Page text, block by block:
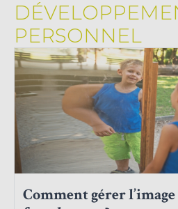
PERSONNEL
Comment gérer l’image